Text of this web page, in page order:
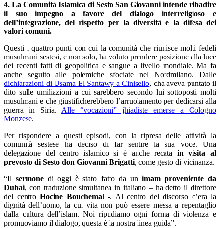
4. La Comunità Islamica di Sesto San Giovanni intende ribadire
il suo impegno a favore del dialogo interreligioso e
dell’integrazione, del rispetto per la diversità e la difesa dei
valori comuni.
Questi i quattro punti con cui la comunità che riunisce molti fedeli
musulmani sestesi, e non solo, ha voluto prendere posizione alla luce
dei recenti fatti di geopolitica e sangue a livello mondiale. Ma fa
anche seguito alle polemiche sfociate nel Nordmilano. Dalle
dichiarazioni di Usama El Santawy a Cinisello, cha aveva puntato il
dito sulle umiliazioni a cui sarebbero secondo lui sottoposti molti
musulmani e che giustificherebbero l’arruolamento per dedicarsi alla
guerra in Siria. Alle “vocazioni” jhiadiste emerse a Cologno
Monzese.
Per rispondere a questi episodi, con la ripresa delle attività la
comunità sestese ha deciso di far sentire la sua voce. Una
delegazione del centro islamico si è anche recata in visita al
prevosto di Sesto don Giovanni Brigatti, come gesto di vicinanza.
“Ilsermone di oggi è stato fatto da un imam proveniente da
Dubai, con traduzione simultanea in italiano – ha detto il direttore
del centro Hocine Bouchemal -. Al centro del discorso c’era la
dignità dell’uomo, la cui vita non può essere messa a repentaglio
dalla cultura dell’islam. Noi ripudiamo ogni forma di violenza e
promuoviamo il dialogo, questa è la nostra linea guida”.